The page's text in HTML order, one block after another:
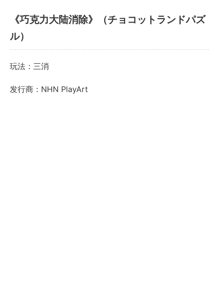
《巧克力大陆消除》（チョコットランドパズ
ル）
玩法：三消
发行商：NHN PlayArt